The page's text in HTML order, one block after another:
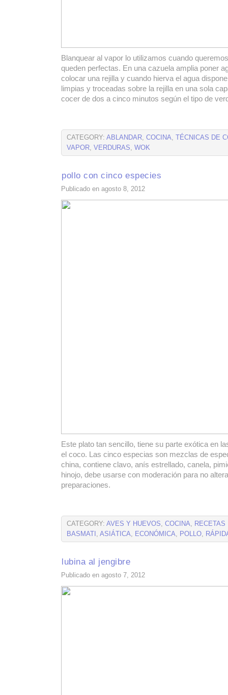
Blanquear al vapor lo utilizamos cuando
queden perfectas. En una cazuela amplia poner
colocar una rejilla y cuando hierva el agua
limpias y troceadas sobre la rejilla en una sola
cocer de dos a cinco minutos según el tipo de
CATEGORY: ABLANDAR, COCINA,
TÉCNICAS DE
VAPOR, VERDURAS, WOK
pollo con cinco especies
Publicado en agosto 8, 2012
Este plato tan sencillo, tiene su parte exótica en
el coco. Las cinco especias son mezclas de
china, contiene clavo, anís estrellado, canela,
hinojo, debe usarse con moderación para no
preparaciones.
CATEGORY: AVES Y HUEVOS, COCINA, RECETAS
BASMATI , ASIÁTICA, ECONÓMICA, POLLO,
lubina al jengibre
Publicado en agosto 7, 2012